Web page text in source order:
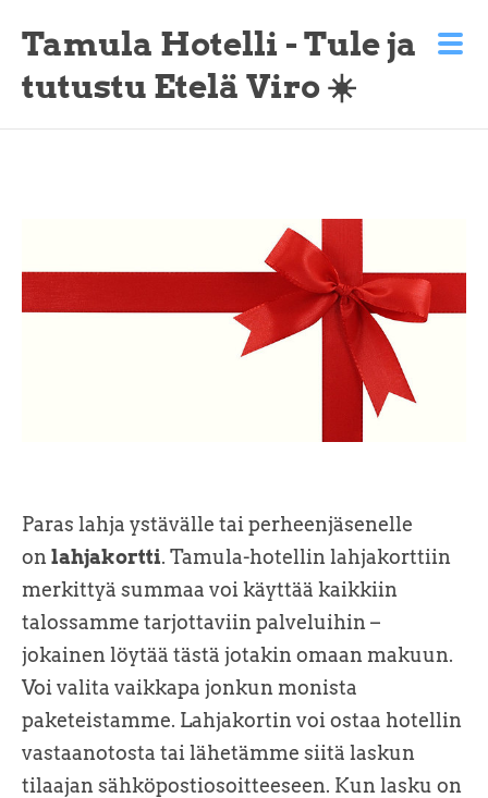
Tamula Hotelli - Tule ja
tutustu Etelä Viro ☀️
Paras lahja ystävälle tai perheenjäsenelle
on lahjakortti. Tamula-hotellin lahjakorttiin
merkittyä summaa voi käyttää kaikkiin
talossamme tarjottaviin palveluihin –
jokainen löytää tästä jotakin omaan makuun.
Voi valita vaikkapa jonkun monista
paketeistamme. Lahjakortin voi ostaa hotellin
vastaanotosta tai lähetämme siitä laskun
tilaajan sähköpostiosoitteeseen. Kun lasku on